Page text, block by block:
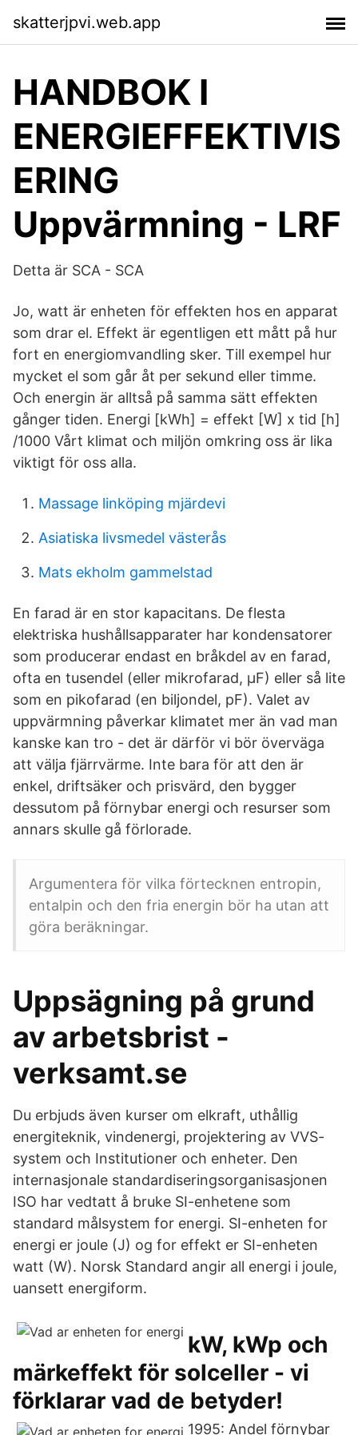
skatterjpvi.web.app
HANDBOK I
ENERGIEFFEKTIVIS
ERING
Uppvärmning - LRF
Detta är SCA - SCA
Jo, watt är enheten för effekten hos en apparat
som drar el. Effekt är egentligen ett mått på hur
fort en energiomvandling sker. Till exempel hur
mycket el som går åt per sekund eller timme.
Och energin är alltså på samma sätt effekten
gånger tiden. Energi [kWh] = effekt [W] x tid [h]
/1000 Vårt klimat och miljön omkring oss är lika
viktigt för oss alla.
Massage linköping mjärdevi
Asiatiska livsmedel västerås
Mats ekholm gammelstad
En farad är en stor kapacitans. De flesta
elektriska hushållsapparater har kondensatorer
som producerar endast en bråkdel av en farad,
ofta en tusendel (eller mikrofarad, µF) eller så lite
som en pikofarad (en biljondel, pF). Valet av
uppvärmning påverkar klimatet mer än vad man
kanske kan tro - det är därför vi bör överväga
att välja fjärrvärme. Inte bara för att den är
enkel, driftsäker och prisvärd, den bygger
dessutom på förnybar energi och resurser som
annars skulle gå förlorade.
Argumentera för vilka förtecknen entropin,
entalpin och den fria energin bör ha utan att
göra beräkningar.
Uppsägning på grund
av arbetsbrist -
verksamt.se
Du erbjuds även kurser om elkraft, uthållig
energiteknik, vindenergi, projektering av VVS-
system och Institutioner och enheter. Den
internasjonale standardiseringsorganisasjonen
ISO har vedtatt å bruke SI-enhetene som
standard målsystem for energi. SI-enheten for
energi er joule (J) og for effekt er SI-enheten
watt (W). Norsk Standard angir all energi i joule,
uansett energiform.
kW, kWp och
märkeffekt för solceller - vi
förklarar vad de betyder!
1995: Andel förnybar